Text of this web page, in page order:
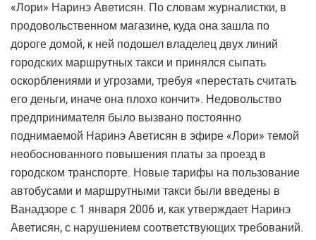
«Лори» Наринэ Аветисян. По словам журналистки, в
продовольственном магазине, куда она зашла по
дороге домой, к ней подошел владелец двух линий
городских маршрутных такси и принялся сыпать
оскорблениями и угрозами, требуя «перестать считать
его деньги, иначе она плохо кончит». Недовольство
предпринимателя было вызвано постоянно
поднимаемой Наринэ Аветисян в эфире «Лори» темой
необоснованного повышения платы за проезд в
городском транспорте. Новые тарифы на пользование
автобусами и маршрутными такси были введены в
Ванадзоре с 1 января 2006 и, как утверждает Наринэ
Аветисян, с нарушением соответствующих требований.